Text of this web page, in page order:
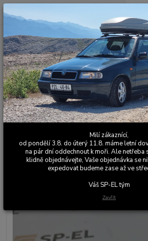
Po - Pá 9:00 - 17:00
Úvod Části motoru Hlava
Sportovní /
pružin Škoda 1.0 - 1.4 - sada 8 kusů- ventil 8mm -
Sportovní / závodní
ventilových pružin
- sada 8 kusů- ventil
dvojitá pružina - dural
Milí zákaznící,
od pondělí 3.8. do úterý 11.8. máme letní
na pár dní oddechnout k moři. Ale netřeba
klidně objednávejte, Vaše objednávka se
expedovat budeme zase až ve
Váš SP-EL tým
Zavřít